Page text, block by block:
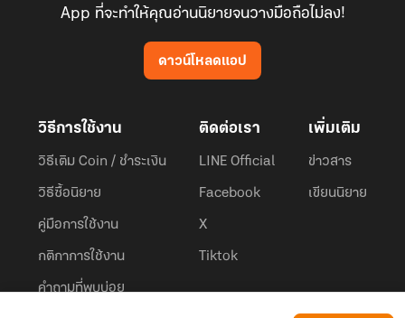
App ที่จะทำให้คุณอ่านนิยายจนวางมือถือไม่ลง!
ดาวน์โหลดแอป
วิธีการใช้งาน
วิธีเติม Coin / ชำระเงิน
วิธีซื้อนิยาย
คู่มือการใช้งาน
กติกาการใช้งาน
คำถามที่พบบ่อย
ติดต่อเรา
LINE Official
Facebook
X
Tiktok
เพิ่มเติม
ข่าวสาร
เขียนนิยาย